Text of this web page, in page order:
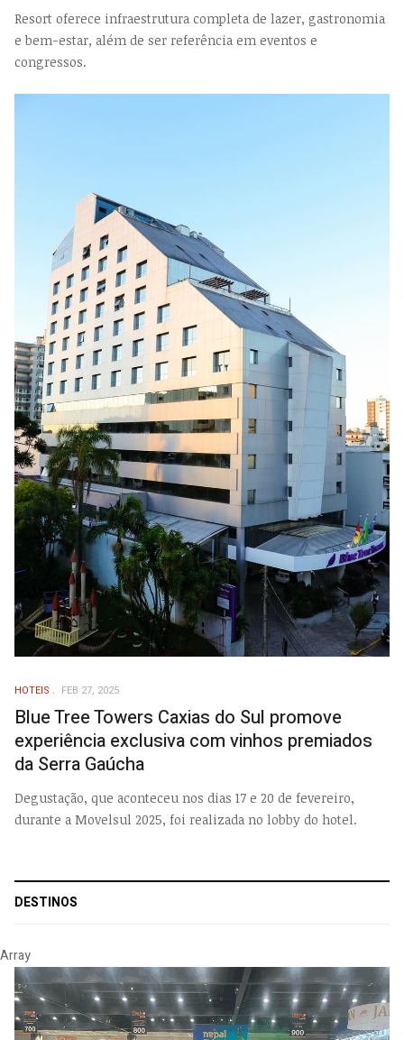
Resort oferece infraestrutura completa de lazer, gastronomia
e bem-estar, além de ser referência em eventos e
congressos.
HOTEIS FEB 27, 2025
Blue Tree Towers Caxias do Sul promove
experiência exclusiva com vinhos premiados
da Serra Gaúcha
Degustação, que aconteceu nos dias 17 e 20 de fevereiro,
durante a Movelsul 2025, foi realizada no lobby do hotel.
DESTINOS
Array